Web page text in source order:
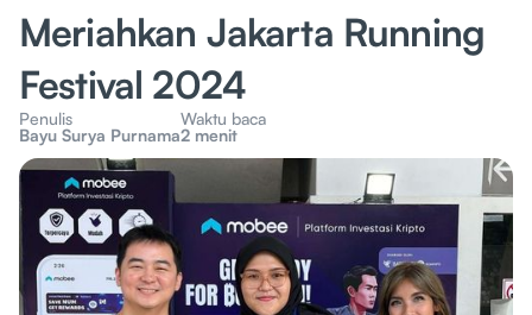
Meriahkan Jakarta Running
Festival 2024
Penulis
Bayu Surya Purnama
Waktu baca
2 menit